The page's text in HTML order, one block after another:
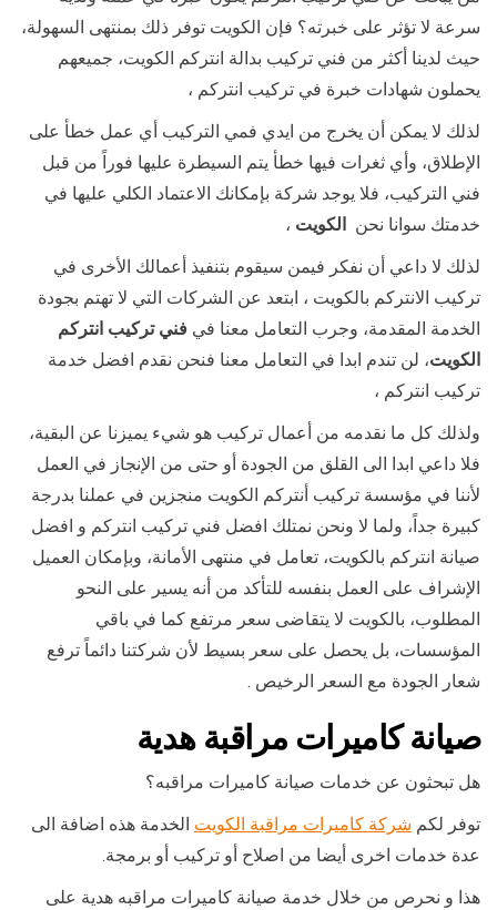
سرعة لا تؤثر على خبرته؟ فإن الكويت توفر ذلك بمنتهى السهولة،
حيث لدينا أكثر من فني تركيب بدالة انتركم الكويت، جميعهم
يحملون شهادات خبرة في تركيب انتركم ،
لذلك لا يمكن أن يخرج من ايدي فمي التركيب أي عمل خطأ على
الإطلاق، وأي ثغرات فيها خطأ يتم السيطرة عليها فوراً من قبل
فني التركيب، فلا يوجد شركة بإمكانك الاعتماد الكلي عليها في
خدمتك سوانا نحن الكويت ،
لذلك لا داعي أن نفكر فيمن سيقوم بتنفيذ أعمالك الأخرى في
تركيب الانتركم بالكويت ، ابتعد عن الشركات التي لا تهتم بجودة
الخدمة المقدمة، وجرب التعامل معنا في فني تركيب انتركم
الكويت، لن تندم ابدا في التعامل معنا فنحن نقدم افضل خدمة
تركيب انتركم ،
ولذلك كل ما نقدمه من أعمال تركيب هو شيء يميزنا عن البقية،
فلا داعي ابدا الى القلق من الجودة أو حتى من الإنجاز في العمل
لأننا في مؤسسة تركيب أنتركم الكويت منجزين في عملنا بدرجة
كبيرة جداً، ولما لا ونحن نمتلك افضل فني تركيب انتركم و افضل
صيانة انتركم بالكويت، تعامل في منتهى الأمانة، وبإمكان العميل
الإشراف على العمل بنفسه للتأكد من أنه يسير على النحو
المطلوب، بالكويت لا يتقاضى سعر مرتفع كما في باقي
المؤسسات، بل يحصل على سعر بسيط لأن شركتنا دائماً ترفع
شعار الجودة مع السعر الرخيص .
صيانة كاميرات مراقبة هدية
هل تبحثون عن خدمات صيانة كاميرات مراقبه؟
توفر لكم شركة كاميرات مراقبة الكويت الخدمة هذه اضافة الى
عدة خدمات اخرى أيضا من اصلاح أو تركيب أو برمجة.
هذا و نحرص من خلال خدمة صيانة كاميرات مراقبه هدية على